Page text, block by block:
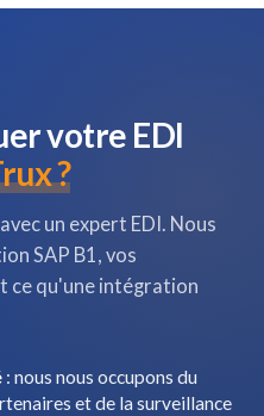
votre EDI
?
un expert EDI. Nous
SAP B1, vos
ce qu'une intégration
: nous nous occupons du
et de la surveillance